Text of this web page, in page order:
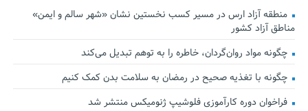
منطقه آزاد ارس در مسیر کسب نخستین نشان «شهر سالم و ایمن»
مناطق آزاد کشور
چگونه مواد روان‌گردان، خاطره را به توهم تبدیل می‌کند
چگونه با تغذیه صحیح در رمضان به سلامت بدن کمک کنیم
فراخوان دوره کارآموزی فلوشیپ ژنومیکس منتشر شد